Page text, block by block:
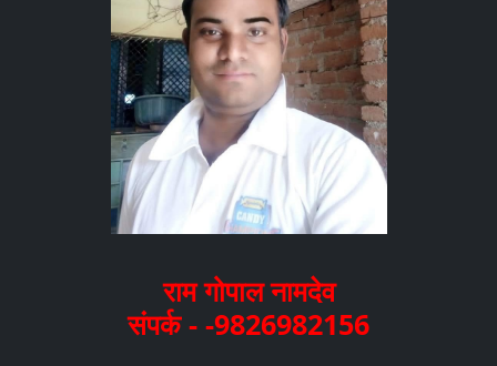
राम गोपाल नामदेव
संपर्क - -9826982156